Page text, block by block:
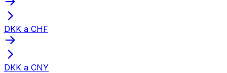
DKK a CHF
DKK a CNY